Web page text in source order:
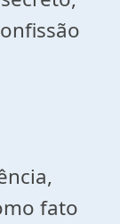
fato